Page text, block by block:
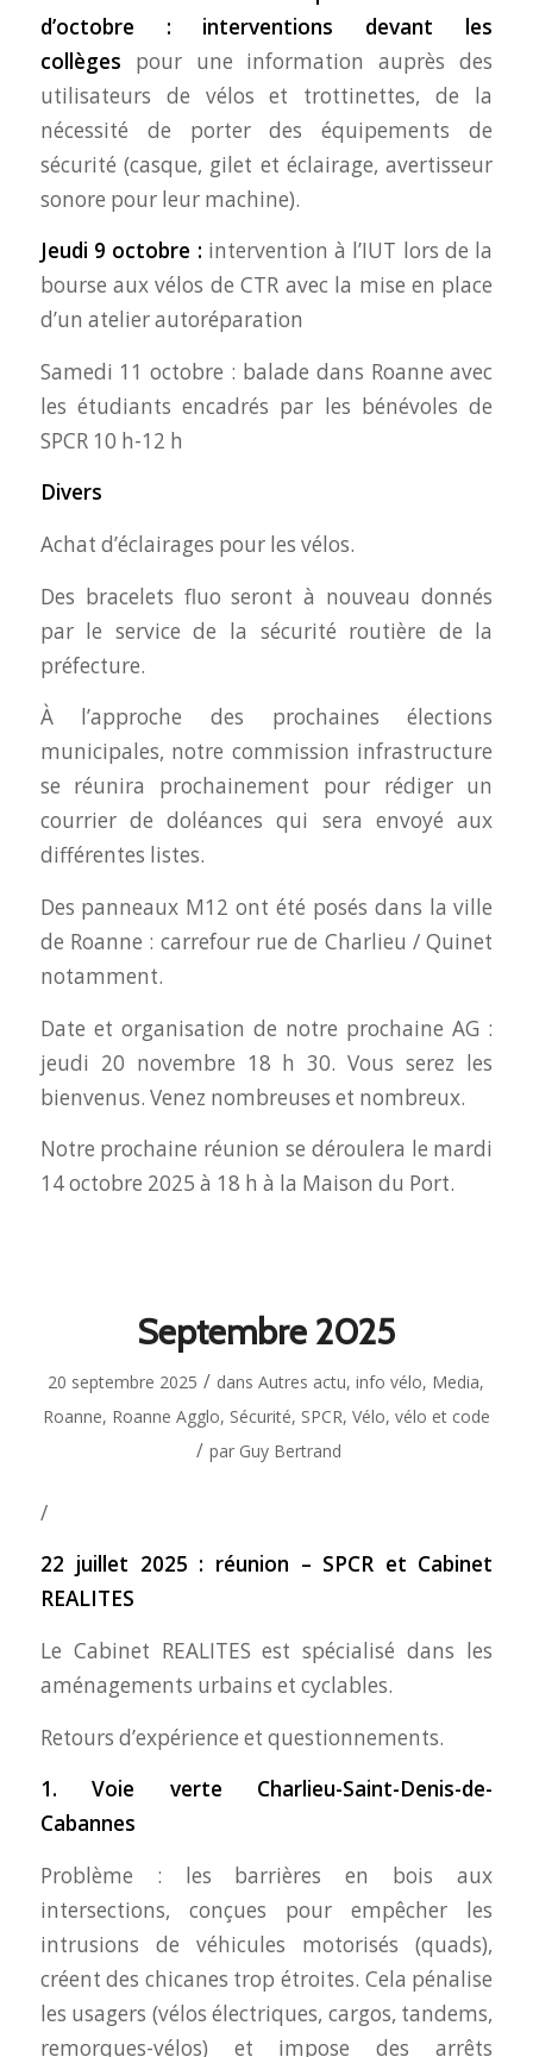
d’octobre : interventions devant les
collèges pour une information auprès des
utilisateurs de vélos et trottinettes, de la
nécessité de porter des équipements de
sécurité (casque, gilet et éclairage, avertisseur
sonore pour leur machine).
Jeudi 9 octobre : intervention à l’IUT lors de la
bourse aux vélos de CTR avec la mise en place
d’un atelier autoréparation
Samedi 11 octobre : balade dans Roanne avec
les étudiants encadrés par les bénévoles de
SPCR 10 h-12 h
Divers
Achat d’éclairages pour les vélos.
Des bracelets fluo seront à nouveau donnés
par le service de la sécurité routière de la
préfecture.
À l’approche des prochaines élections
municipales, notre commission infrastructure
se réunira prochainement pour rédiger un
courrier de doléances qui sera envoyé aux
différentes listes.
Des panneaux M12 ont été posés dans la ville
de Roanne : carrefour rue de Charlieu / Quinet
notamment.
Date et organisation de notre prochaine AG :
jeudi 20 novembre 18 h 30. Vous serez les
bienvenus. Venez nombreuses et nombreux.
Notre prochaine réunion se déroulera le mardi
14 octobre 2025 à 18 h à la Maison du Port.
Septembre 2025
20 septembre 2025 / dansAutres actu,info vélo, Media,
Roanne, Roanne Agglo, Sécurité, SPCR, Vélo, vélo et code
/ par Guy Bertrand
/
22 juillet 2025 : réunion – SPCR et Cabinet
REALITES
Le Cabinet REALITES est spécialisé dans les
aménagements urbains et cyclables.
Retours d’expérience et questionnements.
1. Voie verte Charlieu-Saint-Denis-de-
Cabannes
Problème : les barrières en bois aux
intersections, conçues pour empêcher les
intrusions de véhicules motorisés (quads),
créent des chicanes trop étroites. Cela pénalise
les usagers (vélos électriques, cargos, tandems,
remorques-vélos) et impose des arrêts